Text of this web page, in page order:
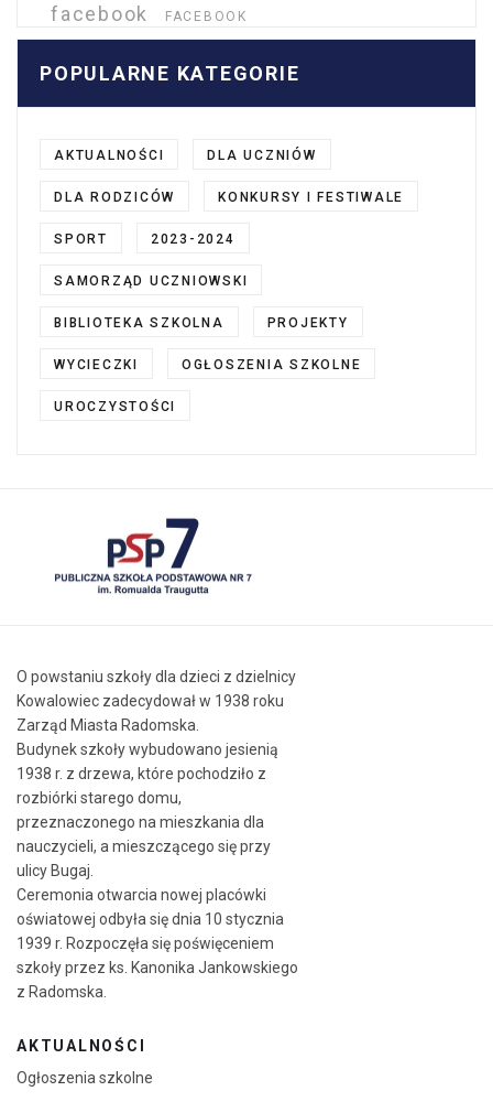
facebook FACEBOOK
POPULARNE KATEGORIE
AKTUALNOŚCI DLA UCZNIÓW
DLA RODZICÓW KONKURSY I FESTIWALE
SPORT 2023-2024
SAMORZĄD UCZNIOWSKI
BIBLIOTEKA SZKOLNA PROJEKTY
WYCIECZKI OGŁOSZENIA SZKOLNE
UROCZYSTOŚCI
O powstaniu szkoły dla dzieci z dzielnicy
Kowalowiec zadecydował w 1938 roku
Zarząd Miasta Radomska.
Budynek szkoły wybudowano jesienią
1938 r. z drzewa, które pochodziło z
rozbiórki starego domu,
przeznaczonego na mieszkania dla
nauczycieli, a mieszczącego się przy
ulicy Bugaj.
Ceremonia otwarcia nowej placówki
oświatowej odbyła się dnia 10 stycznia
1939 r. Rozpoczęła się poświęceniem
szkoły przez ks. Kanonika Jankowskiego
z Radomska.
AKTUALNOŚCI
Ogłoszenia szkolne